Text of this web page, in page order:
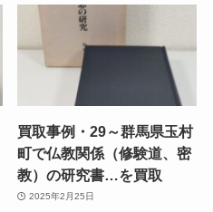
買取事例・29～群馬県玉村
町で仏教関係（修験道、密
教）の研究書…を買取
2025年2月25日